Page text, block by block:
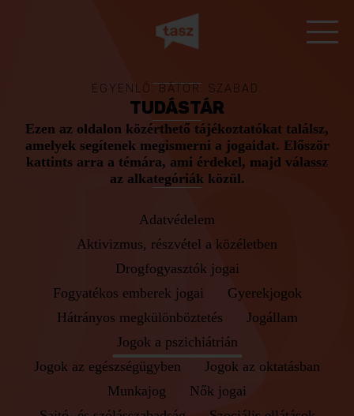
EGYENLŐ. BÁTOR. SZABAD.
TUDÁSTÁR
Ezen az oldalon közérthető tájékoztatókat találsz,
amelyek segítenek megismerni a jogaidat. Először
kattints arra a témára, ami érdekel, majd válassz
az alkategóriák közül.
Adatvédelem
Aktivizmus, részvétel a közéletben
Drogfogyasztók jogai
Fogyatékos emberek jogai
Gyerekjogok
Hátrányos megkülönböztetés
Jogállam
Jogok a pszichiátrián
Jogok az egészségügyben
Jogok az oktatásban
Munkajog
Nők jogai